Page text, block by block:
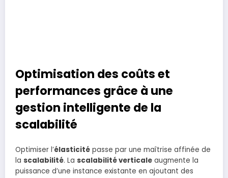
Optimisation des coûts et
performances grâce à une
gestion intelligente de la
scalabilité
Optimiser l’élasticité passe par une maîtrise affinée de
la scalabilité. La scalabilité verticale augmente la
puissance d’une instance existante en ajoutant des